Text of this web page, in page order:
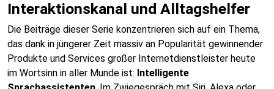
Interaktionskanal und Alltagshelfer
Die Beiträge dieser Serie konzentrieren sich auf ein Thema,
das dank in jüngerer Zeit massiv an Popularität gewinnender
Produkte und Services großer Internetdienstleister heute
im Wortsinn in aller Munde ist: Intelligente